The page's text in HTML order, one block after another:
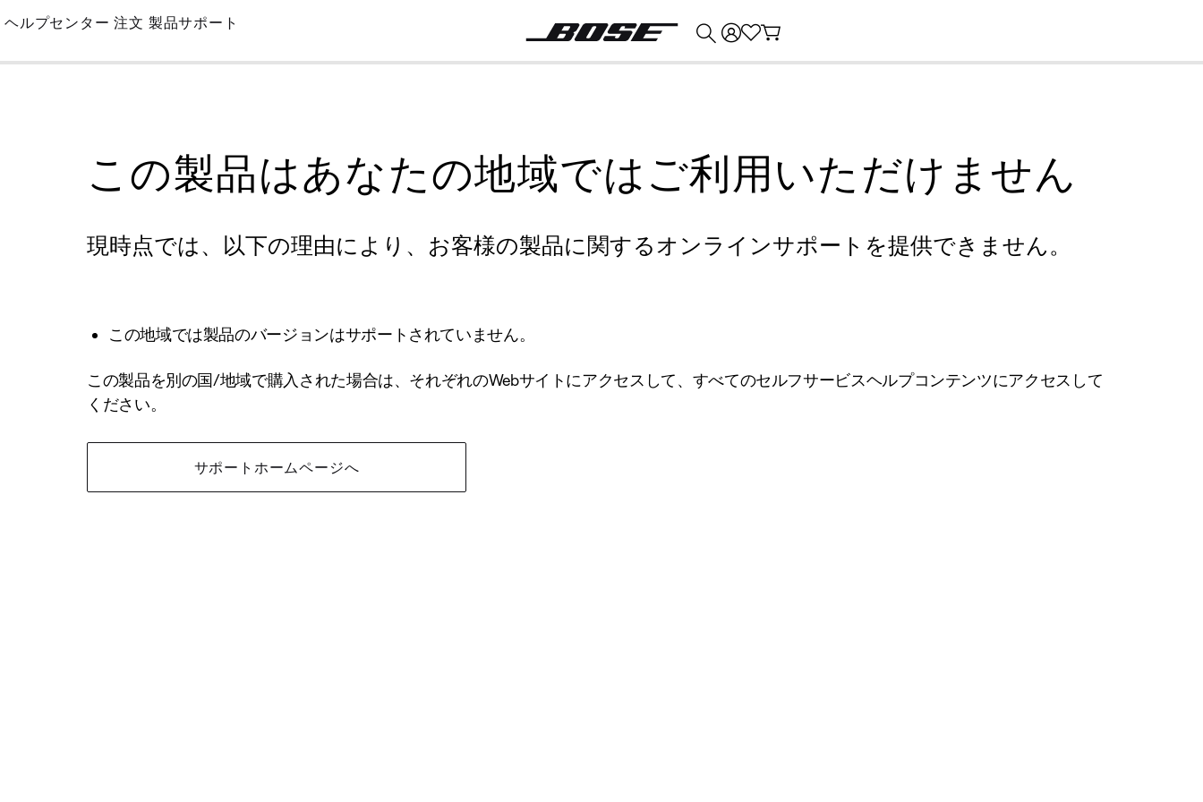
Skip
Main
ヘルプセンター 注文 製品サポート
この製品はあなたの地域ではご利用いただけません
現時点では、以下の理由により、お客様の製品に関するオンラインサポートを提供できません。
この地域では製品のバージョンはサポートされていません。
この製品を別の国/地域で購入された場合は、それぞれのWebサイトにアクセスして、すべてのセルフサービスヘルプコンテンツにアクセスして
ください。
サポートホームページへ